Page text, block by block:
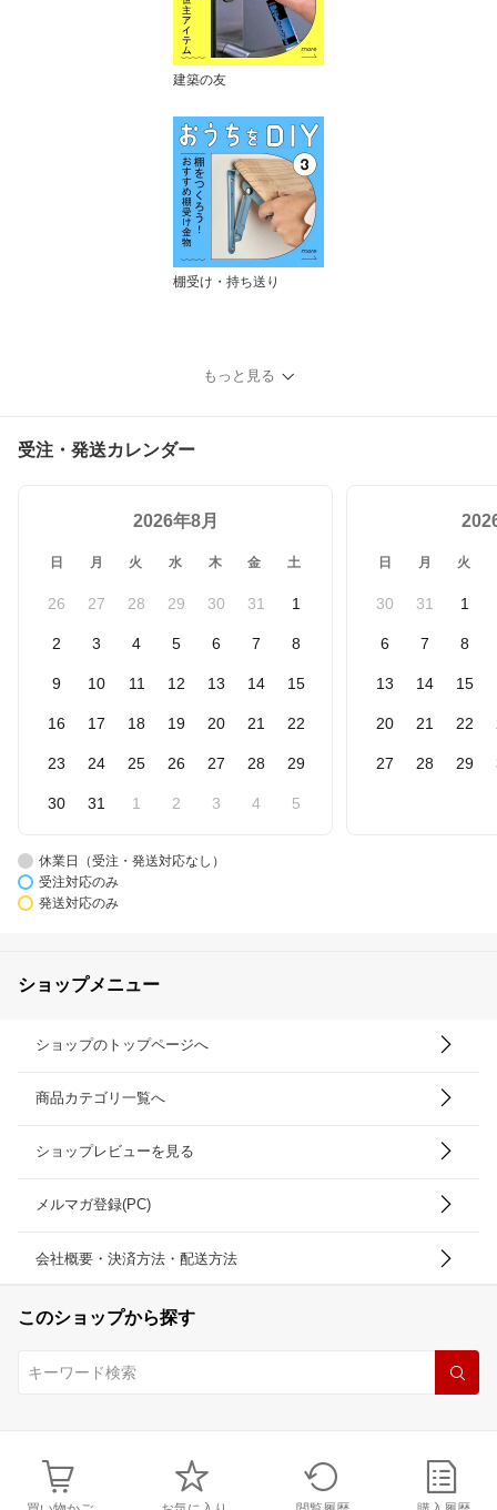
建築の友
棚受け・持ち送り
もっと見る
受注・発送カレンダー
2026年8月
日 月 火 水 木 金 土
26 27 28 29 30 31 1
2 3 4 5 6 7 8
9 10 11 12 13 14 15
16 17 18 19 20 21 22
23 24 25 26 27 28 29
30 31 1 2 3 4 5
日 月 火
30 31 1
6 7 8
13 14 15
20 21 22
27 28 29
休業日（受注・発送対応なし）
受注対応のみ
発送対応のみ
ショップメニュー
ショップのトップページへ
商品カテゴリ一覧へ
ショップレビューを見る
メルマガ登録(PC)
会社概要・決済方法・配送方法
このショップから探す